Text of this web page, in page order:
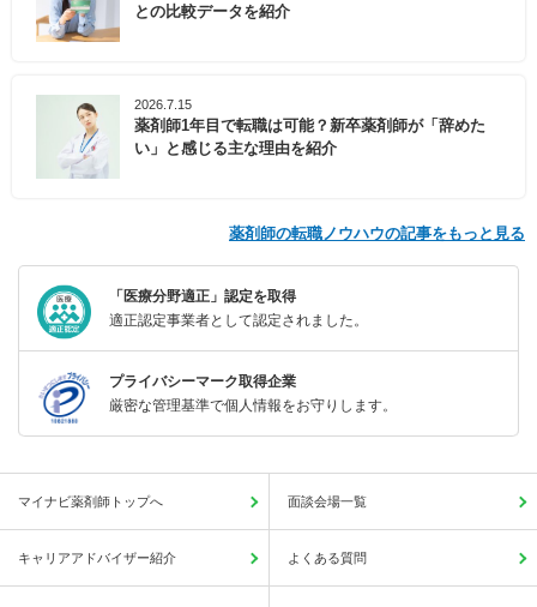
との比較データを紹介
2026.7.15
薬剤師1年目で転職は可能？新卒薬剤師が「辞めた
い」と感じる主な理由を紹介
薬剤師の転職ノウハウの記事をもっと見る
「医療分野適正」認定を取得
適正認定事業者として認定されました。
プライバシーマーク取得企業
厳密な管理基準で個人情報をお守りします。
マイナビ薬剤師トップへ 面談会場一覧
キャリアアドバイザー紹介 よくある質問